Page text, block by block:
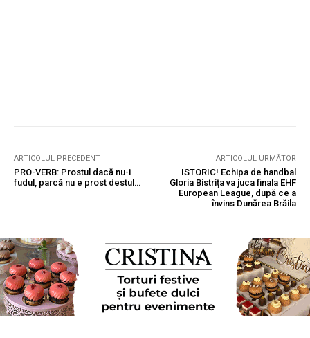
ARTICOLUL PRECEDENT
PRO-VERB: Prostul dacă nu-i
fudul, parcă nu e prost destul…
ARTICOLUL URMĂTOR
ISTORIC! Echipa de handbal
Gloria Bistrița va juca finala EHF
European League, după ce a
învins Dunărea Brăila